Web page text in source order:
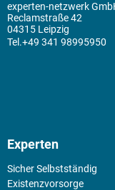
experten-netzwerk
Reclamstraße 42
04315 Leipzig
+49 341 98995950
Experten
Sicher Selbstständig
Existenz­vorsorge